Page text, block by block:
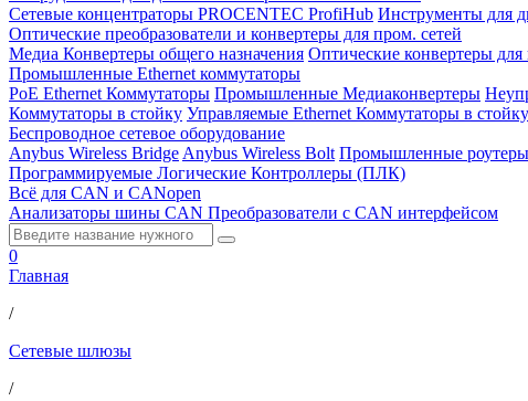
Сетевые концентраторы PROCENTEC ProfiHub Инструменты для
Оптические преобразователи и конвертеры для пром. сетей
Медиа Конвертеры общего назначения Оптические конвертеры для
Промышленные Ethernet коммутаторы
PoE Ethernet Коммутаторы Промышленные Медиаконвертеры
Коммутаторы в стойку Управляемые Ethernet Коммутаторы в стойку
Беспроводное сетевое оборудование
Anybus Wireless Bridge Anybus Wireless Bolt Промышленные роутеры
Программируемые Логические Контроллеры (ПЛК)
Всё для CAN и CANopen
Анализаторы шины CAN Преобразователи с CAN интерфейсом
0
Главная
/
Сетевые шлюзы
/